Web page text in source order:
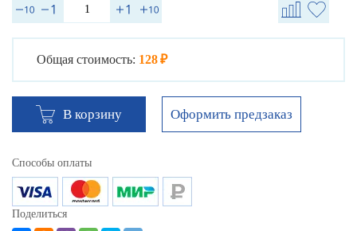
Общая стоимость: 128 ₽
В корзину Оформить предзаказ
Способы оплаты
Поделиться